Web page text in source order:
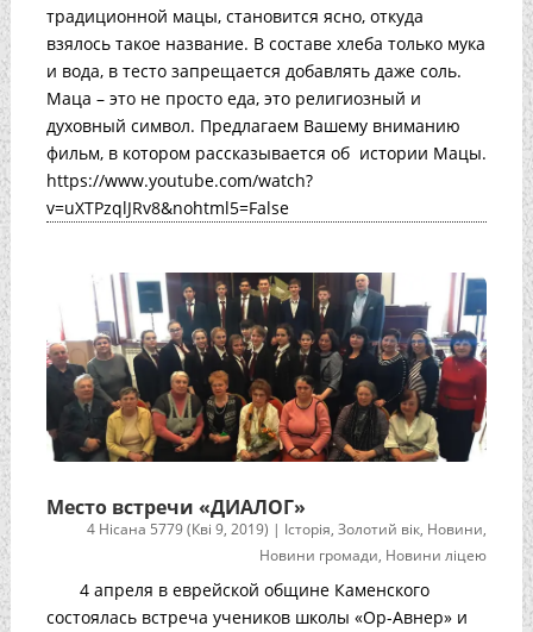
традиционной мацы, становится ясно, откуда
взялось такое название. В составе хлеба только мука
и вода, в тесто запрещается добавлять даже соль.
Маца – это не просто еда, это религиозный и
духовный символ. Предлагаем Вашему вниманию
фильм, в котором рассказывается об истории Мацы.
https://www.youtube.com/watch?
v=uXTPzqlJRv8&nohtml5=False
Место встречи «ДИАЛОГ»
4 Нісана 5779 (Кві 9, 2019) | Історія,Золотий вік, Новини,
Новини громади, Новини ліцею
4 апреля в еврейской общине Каменского
состоялась встреча учеников школы «Ор-Авнер» и